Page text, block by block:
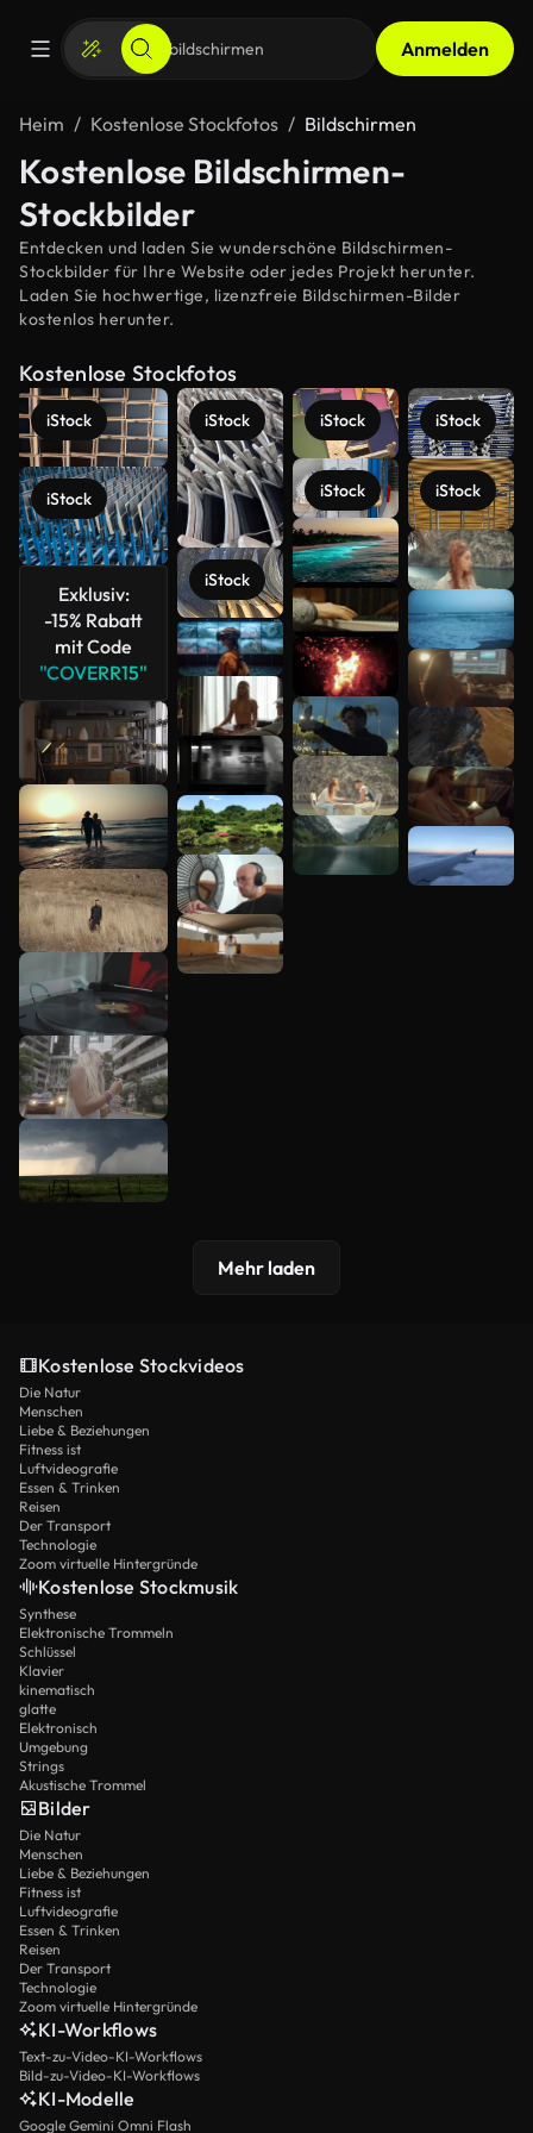
Anmelden
Heim Kostenlose Stockfotos Bildschirmen
Kostenlose Bildschirmen-
Stockbilder
Entdecken und laden Sie wunderschöne Bildschirmen-
Stockbilder für Ihre Website oder jedes Projekt herunter.
Laden Sie hochwertige, lizenzfreie Bildschirmen-Bilder
kostenlos herunter.
Kostenlose Stockfotos
iStock
iStock
Exklusiv:
-15% Rabatt
mit Code
"COVERR15"
iStock
iStock
iStock
iStock
iStock
iStock
Mehr
anzeigen
Mehr laden
Kostenlose Stockvideos
Die Natur
Menschen
Liebe & Beziehungen
Fitness ist
Luftvideografie
Essen & Trinken
Reisen
Der Transport
Technologie
Zoom virtuelle Hintergründe
Kostenlose Stockmusik
Synthese
Elektronische Trommeln
Schlüssel
Klavier
kinematisch
glatte
Elektronisch
Umgebung
Strings
Akustische Trommel
Bilder
Die Natur
Menschen
Liebe & Beziehungen
Fitness ist
Luftvideografie
Essen & Trinken
Reisen
Der Transport
Technologie
Zoom virtuelle Hintergründe
KI-Workflows
Text-zu-Video-KI-Workflows
Bild-zu-Video-KI-Workflows
KI-Modelle
Google Gemini Omni Flash